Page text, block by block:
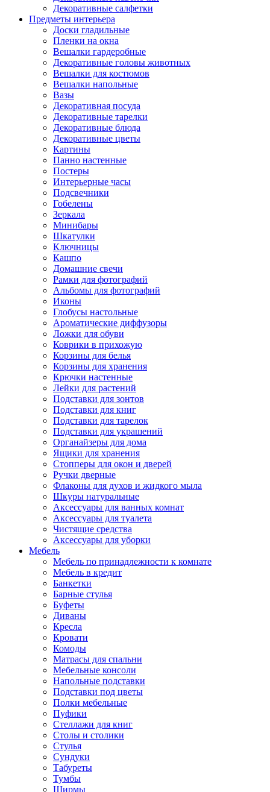
Декоративные салфетки
Предметы интерьера
Доски гладильные
Пленки на окна
Вешалки гардеробные
Декоративные головы животных
Вешалки для костюмов
Вешалки напольные
Вазы
Декоративная посуда
Декоративные тарелки
Декоративные блюда
Декоративные цветы
Картины
Панно настенные
Постеры
Интерьерные часы
Подсвечники
Гобелены
Зеркала
Минибары
Шкатулки
Ключницы
Кашпо
Домашние свечи
Рамки для фотографий
Альбомы для фотографий
Иконы
Глобусы настольные
Ароматические диффузоры
Ложки для обуви
Коврики в прихожую
Корзины для белья
Корзины для хранения
Крючки настенные
Лейки для растений
Подставки для зонтов
Подставки для книг
Подставки для тарелок
Подставки для украшений
Органайзеры для дома
Ящики для хранения
Стопперы для окон и дверей
Ручки дверные
Флаконы для духов и жидкого мыла
Шкуры натуральные
Аксессуары для ванных комнат
Аксессуары для туалета
Чистящие средства
Аксессуары для уборки
Мебель
Мебель по принадлежности к комнате
Мебель в кредит
Банкетки
Барные стулья
Буфеты
Диваны
Кресла
Кровати
Комоды
Матрасы для спальни
Мебельные консоли
Напольные подставки
Подставки под цветы
Полки мебельные
Пуфики
Стеллажи для книг
Столы и столики
Стулья
Сундуки
Табуреты
Тумбы
Ширмы